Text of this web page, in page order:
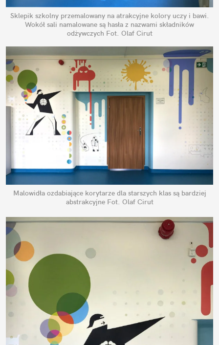
Sklepik szkolny przemalowany na atrakcyjne kolory uczy i bawi.
Wokół sali namalowane są hasła z nazwami składników
odżywczych Fot. Olaf Cirut
Malowidła ozdabiające korytarze dla starszych klas są bardziej
abstrakcyjne Fot. Olaf Cirut